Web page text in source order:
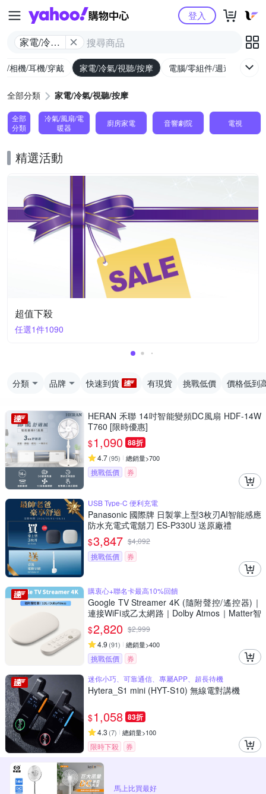
Yahoo購物中心
家電/冷氣/
登入
/相機/耳機/穿戴 家電/冷氣/視聽/按摩 電腦/零組件/週邊/遊戲
全部分類 家電/冷氣/視聽/按摩
全部
分類
冷氣/風扇/電
暖器
廚房家電 音響劇院 電視
精選活動
超值下殺
任選1件1090
分類 品牌 快速到貨 有現貨 挑戰低價 價格低到
HERAN 禾聯 14吋智能變頻DC風扇 HDF-14W
T760 [限時優惠]
$1,090 88折
4.7(95) 總銷量>700
挑戰低價 券
USB Type-C 便利充電
Panasonic 國際牌 日製掌上型3枚刃AI智能感應
防水充電式電鬍刀 ES-P330U 送原廠禮
$3,847 $4,092
挑戰低價
券
購衷心+聯名卡最高10%回饋
Google TV Streamer 4K (隨附聲控/遙控器)｜
連接WiFi或乙太網路｜Dolby Atmos｜Matter智
慧串聯｜安裝App播放Netflix/Disney+/Youtube
$2,820 $2,999
4.9 (91) 總銷量>400
挑戰低價
券
迷你小巧、可靠通信、專屬APP、超長待機
Hytera_S1 mini (HYT-S10) 無線電對講機
$1,058 83折
4.3 (7) 總銷量>100
限時下殺 券
馬上比買最好